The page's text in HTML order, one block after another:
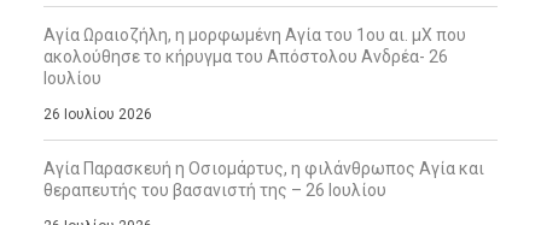
Αγία Ωραιοζήλη, η μορφωμένη Αγία του 1ου αι. μΧ που
ακολούθησε το κήρυγμα του Απόστολου Ανδρέα- 26
Ιουλίου
26 Ιουλίου 2026
Αγία Παρασκευή η Οσιομάρτυς, η φιλάνθρωπος Αγία και
θεραπευτής του βασανιστή της – 26 Ιουλίου